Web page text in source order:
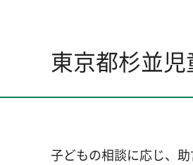
東京都杉並
子どもの相談に応じ、